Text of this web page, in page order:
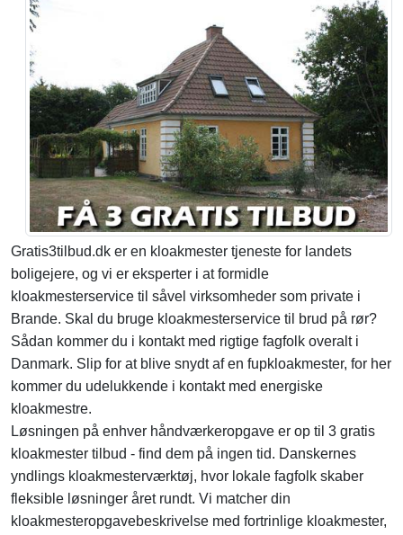
Gratis3tilbud.dk er en kloakmester tjeneste for landets
boligejere, og vi er eksperter i at formidle
kloakmesterservice til såvel virksomheder som private i
Brande. Skal du bruge kloakmesterservice til brud på rør?
Sådan kommer du i kontakt med rigtige fagfolk overalt i
Danmark. Slip for at blive snydt af en fupkloakmester, for her
kommer du udelukkende i kontakt med energiske
kloakmestre.
Løsningen på enhver håndværkeropgave er op til 3 gratis
kloakmester tilbud - find dem på ingen tid. Danskernes
yndlings kloakmesterværktøj, hvor lokale fagfolk skaber
fleksible løsninger året rundt. Vi matcher din
kloakmesteropgavebeskrivelse med fortrinlige kloakmester,